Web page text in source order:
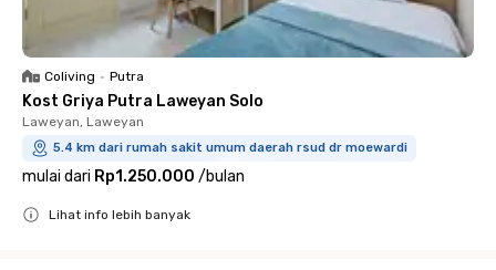
Coliving • Putra
Kost Griya Putra Laweyan Solo
Laweyan, Laweyan
5.4 km dari rumah sakit umum daerah rsud dr moewardi
mulai dari Rp1.250.000 /bulan
Lihat info lebih banyak